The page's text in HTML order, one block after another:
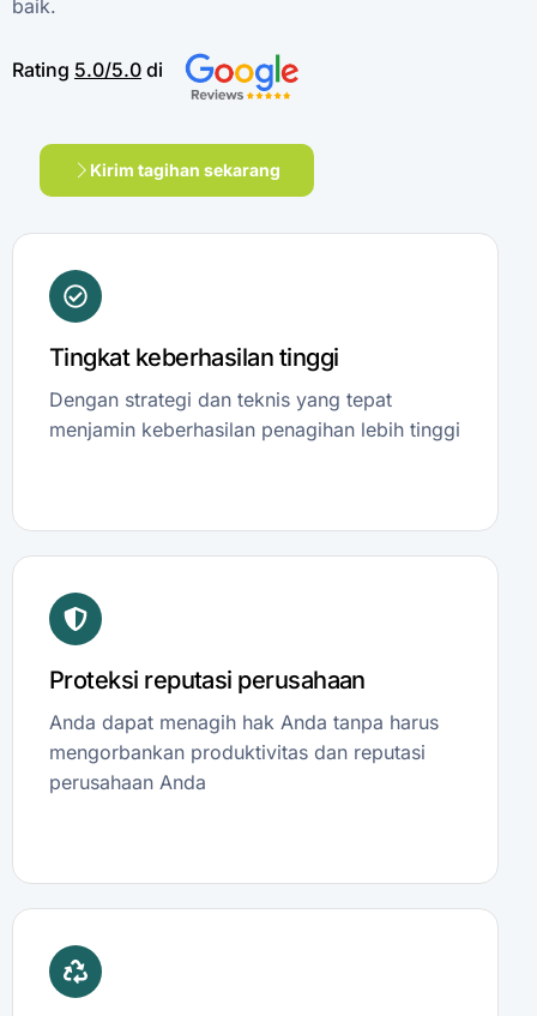
baik.
Rating 5.0/5.0 di
Kirim tagihan sekarang
Tingkat keberhasilan tinggi
Dengan strategi dan teknis yang tepat
menjamin keberhasilan penagihan lebih tinggi
Proteksi reputasi perusahaan
Anda dapat menagih hak Anda tanpa harus
mengorbankan produktivitas dan reputasi
perusahaan Anda